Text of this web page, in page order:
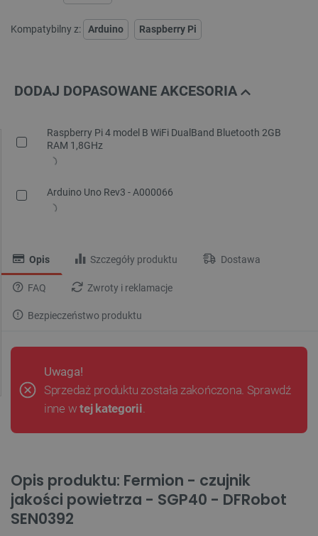
Kompatybilny z: Arduino Raspberry Pi
DODAJ DOPASOWANE AKCESORIA
Raspberry Pi 4 model B WiFi DualBand Bluetooth 2GB
RAM 1,8GHz
Arduino Uno Rev3 - A000066
Opis Szczegóły produktu Dostawa
FAQ Zwroty i reklamacje
Bezpieczeństwo produktu
Uwaga!
Sprzedaż produktu została zakończona. Sprawdź
inne wtej kategorii.
Opis produktu: Fermion - czujnik
jakości powietrza - SGP40 - DFRobot
SEN0392